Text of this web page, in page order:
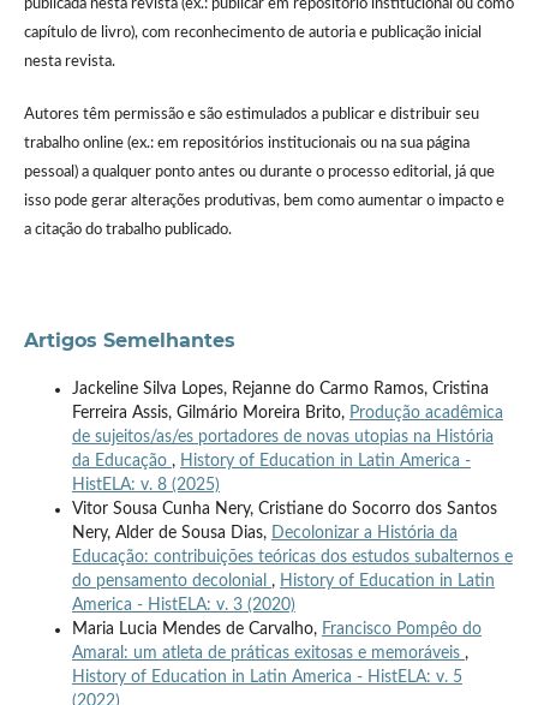
publicada nesta revista (ex.: publicar em repositório institucional ou como
capítulo de livro), com reconhecimento de autoria e publicação inicial
nesta revista.
Autores têm permissão e são estimulados a publicar e distribuir seu
trabalho online (ex.: em repositórios institucionais ou na sua página
pessoal) a qualquer ponto antes ou durante o processo editorial, já que
isso pode gerar alterações produtivas, bem como aumentar o impacto e
a citação do trabalho publicado.
Artigos Semelhantes
Jackeline Silva Lopes, Rejanne do Carmo Ramos, Cristina
Ferreira Assis, Gilmário Moreira Brito, Produção acadêmica
de sujeitos/as/es portadores de novas utopias na História
da Educação , History of Education in Latin America -
HistELA: v. 8 (2025)
Vitor Sousa Cunha Nery, Cristiane do Socorro dos Santos
Nery, Alder de Sousa Dias, Decolonizar a História da
Educação: contribuições teóricas dos estudos subalternos e
do pensamento decolonial , History of Education in Latin
America - HistELA: v. 3 (2020)
Maria Lucia Mendes de Carvalho, Francisco Pompêo do
Amaral: um atleta de práticas exitosas e memoráveis ,
History of Education in Latin America - HistELA: v. 5
(2022)